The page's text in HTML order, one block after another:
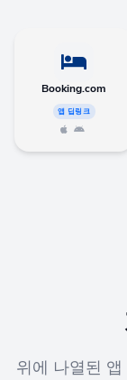
Booking.com
앱 딥링크
위에 나열된